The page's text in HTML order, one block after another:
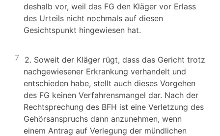
deshalb vor, weil das FG den Kläger vor Erlass
des Urteils nicht nochmals auf diesen
Gesichtspunkt hingewiesen hat.
7
2. Soweit der Kläger rügt, dass das Gericht trotz
nachgewiesener Erkrankung verhandelt und
entschieden habe, stellt auch dieses Vorgehen
des FG keinen Verfahrensmangel dar. Nach der
Rechtsprechung des BFH ist eine Verletzung des
Gehörsanspruchs dann anzunehmen, wenn
einem Antrag auf Verlegung der mündlichen